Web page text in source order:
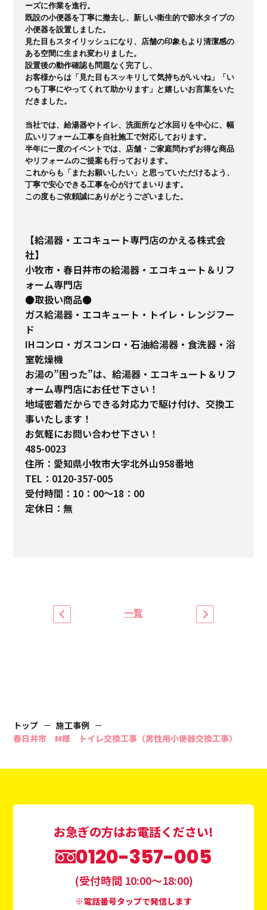
ーズに作業を進行。
既設の小便器を丁寧に撤去し、新しい衛生的で節水タイプの
小便器を設置しました。
見た目もスタイリッシュになり、店舗の印象もより清潔感の
ある空間に生まれ変わりました。
設置後の動作確認も問題なく完了し、
お客様からは「見た目もスッキリして気持ちがいいね」「い
つも丁寧にやってくれて助かります」と嬉しいお言葉をいた
だきました。
当社では、給湯器やトイレ、洗面所など水回りを中心に、幅
広いリフォーム工事を自社施工で対応しております。
半年に一度のイベントでは、店舗・ご家庭問わずお得な商品
やリフォームのご提案も行っております。
これからも「またお願いしたい」と思っていただけるよう、
丁寧で安心できる工事を心がけてまいります。
この度もご依頼誠にありがとうございました。
【給湯器・エコキュート専門店のかえる株式会
社】
小牧市・春日井市の給湯器・エコキュート＆リフ
ォーム専門店
●取扱い商品●
ガス給湯器・エコキュート・トイレ・レンジフー
ド
IHコンロ・ガスコンロ・石油給湯器・食洗器・浴
室乾燥機
お湯の”困った”は、給湯器・エコキュート＆リフ
ォーム専門店にお任せ下さい！
地域密着だからできる対応力で駆け付け、交換工
事いたします！
お気軽にお問い合わせ下さい！
485-0023
住所：愛知県小牧市大字北外山958番地
TEL：0120-357-005
受付時間：10：00～18：00
定休日：無
一覧
トップ
施工事例
春日井市 M様 トイレ交換工事（男性用小便器交換工事）
お急ぎの方はお電話ください!
0120-357-005
(受付時間 10:00〜18:00)
※電話番号タップで発信します